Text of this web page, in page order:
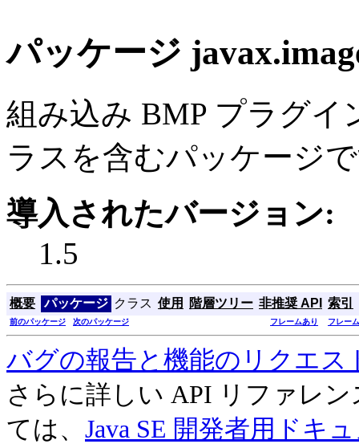
パッケージ
組み込み BMP プラグイ
ラスを含むパッケージ
導入されたバージョン:
1.5
概要 パッケージ クラス 使用 階層ツリー 非推奨 API 索引
前のパッケージ 次のパッケージ フレームあり フレー
バグの報告と機能のリクエス
さらに詳しい API リファレ
ては、 Java SE 開発者用ドキ